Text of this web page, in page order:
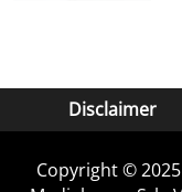
Disclaimer
Copyright ©